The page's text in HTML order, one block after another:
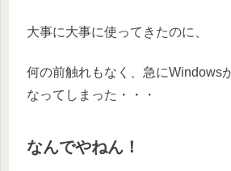
大事に大事に使ってきたのに、
何の前触れもなく、急にWindows
なってしまった・・・
なんでやねん！